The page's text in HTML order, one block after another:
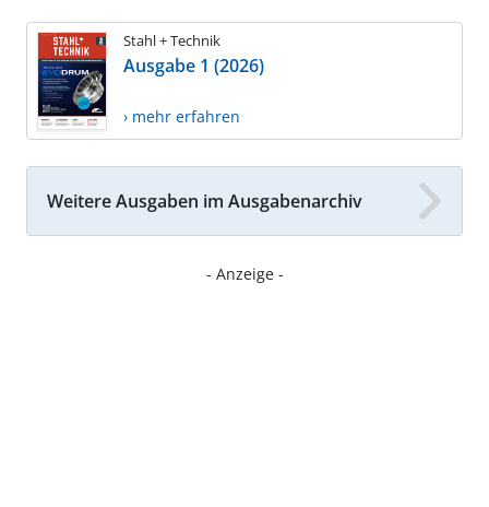
Stahl + Technik
Ausgabe 1 (2026)
› mehr erfahren
Weitere Ausgaben im Ausgabenarchiv
- Anzeige -